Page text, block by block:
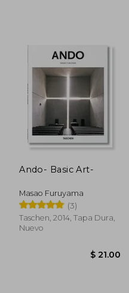
45%
dcto. $ 27.34
Ando- Basic Art-
Masao Furuyama
(3)
Taschen, 2014, Tapa Dura,
Nuevo